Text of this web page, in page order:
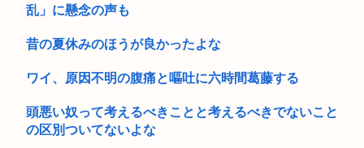
【動画】ランディ・バース「久しぶりに掛布にあったら髪の毛
【祝】日本政府、東京大空襲を指揮し「悪魔」「皆殺しのルメ
イ」の渾...
乱」に懸念の声も
昔の夏休みのほうが良かったよな
ワイ、原因不明の腹痛と嘔吐に六時間葛藤する
頭悪い奴って考えるべきことと考えるべきでないこと
の区別ついてないよな